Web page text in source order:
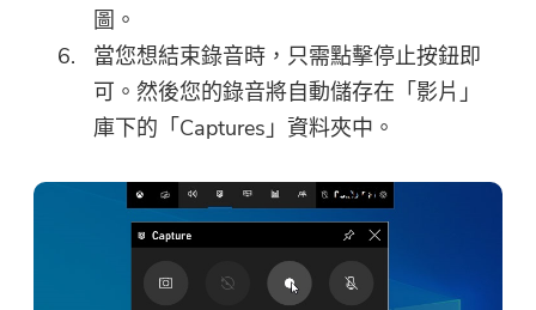
圖。
當您想結束錄音時，只需點擊停止按鈕即
可。然後您的錄音將自動儲存在「影片」
庫下的「Captures」資料夾中。